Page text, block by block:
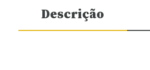
Descrição